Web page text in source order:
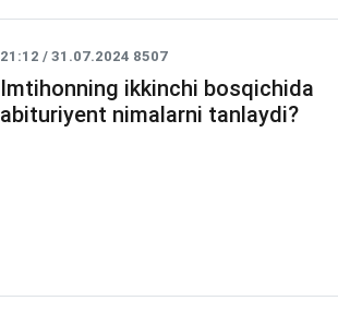
21:12 / 31.07.2024 8507
Imtihonning ikkinchi bosqichida
abituriyent nimalarni tanlaydi?